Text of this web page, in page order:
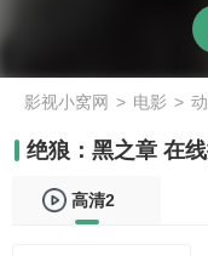
影视小窝网 > 电影 >
绝狼：黑之章 在
高清2